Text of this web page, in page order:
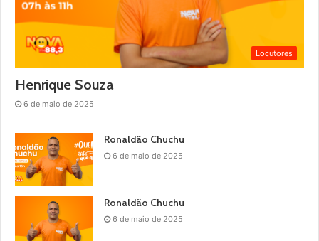
Locutores
Henrique Souza
6 de maio de 2025
Ronaldão Chuchu
6 de maio de 2025
Ronaldão Chuchu
6 de maio de 2025